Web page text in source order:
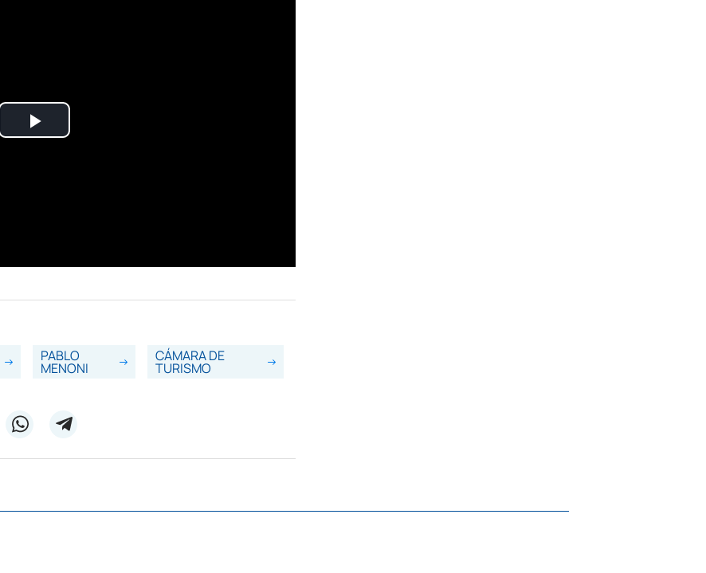
PABLO
MENONI
CÁMARA DE
TURISMO